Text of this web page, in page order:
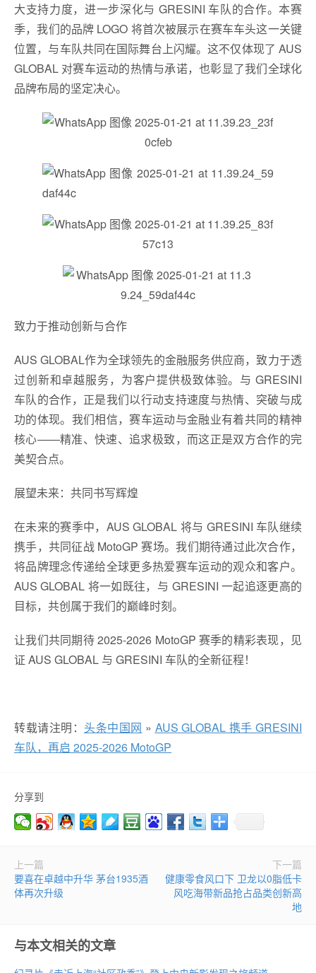
大支持力度，进一步深化与 GRESINI 车队的合作。本赛
季，我们的品牌 LOGO 将首次被展示在赛车车头这一关键
位置，与车队共同在国际舞台上闪耀。这不仅体现了 AUS
GLOBAL 对赛车运动的热情与承诺，也彰显了我们全球化
品牌布局的坚定决心。
致力于推动创新与合作
AUS GLOBAL作为全球领先的金融服务供应商，致力于透
过创新和卓越服务，为客户提供极致体验。与 GRESINI
车队的合作，正是我们以行动支持速度与热情、突破与成
功的体现。我们相信，赛车运动与金融业有着共同的精神
核心——精准、快速、追求极致，而这正是双方合作的完
美契合点。
展望未来：共同书写辉煌
在未来的赛季中，AUS GLOBAL 将与 GRESINI 车队继续
携手，共同征战 MotoGP 赛场。我们期待通过此次合作，
将品牌理念传递给全球更多热爱赛车运动的观众和客户。
AUS GLOBAL 将一如既往，与 GRESINI 一起追逐更高的
目标，共创属于我们的巅峰时刻。
让我们共同期待 2025-2026 MotoGP 赛季的精彩表现，见
证 AUS GLOBAL 与 GRESINI 车队的全新征程！
转载请注明： 头条中国网 » AUS GLOBAL 携手 GRESINI
车队，再启 2025-2026 MotoGP
分享到
上一篇
要喜在卓越中升华 茅台1935酒
体再次升级
下一篇
健康零食风口下 卫龙以0脂低卡
风吃海带新品抢占品类创新高
地
与本文相关的文章